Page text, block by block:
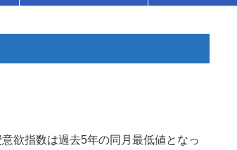
欲指数は過去5年の同月最低値となっ